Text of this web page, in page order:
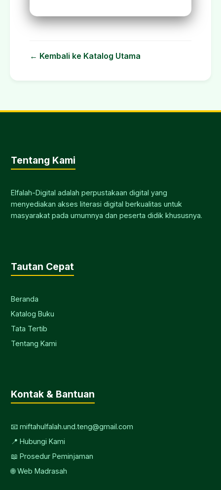
← Kembali ke Katalog Utama
Tentang Kami
Elfalah-Digital adalah perpustakaan digital yang
menyediakan akses literasi digital berkualitas untuk
masyarakat pada umumnya dan peserta didik khususnya.
Tautan Cepat
Beranda
Katalog Buku
Tata Tertib
Tentang Kami
Kontak & Bantuan
📧 miftahulfalah.und.teng@gmail.com
📍 Hubungi Kami
📖 Prosedur Peminjaman
🌐 Web Madrasah